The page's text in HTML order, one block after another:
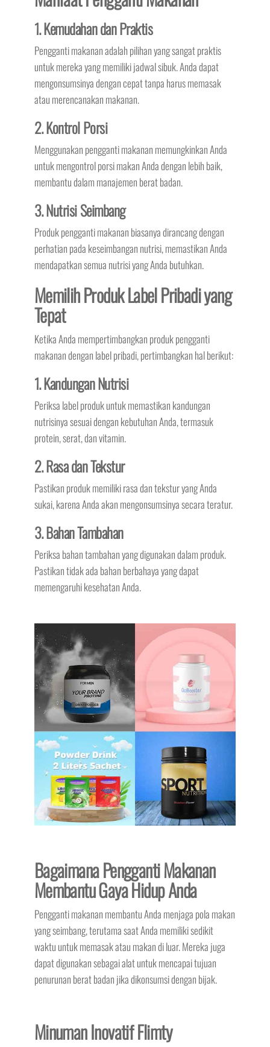
1. Kemudahan dan Praktis
Pengganti makanan adalah pilihan yang sangat praktis
untuk mereka yang memiliki jadwal sibuk. Anda dapat
mengonsumsinya dengan cepat tanpa harus memasak
atau merencanakan makanan.
2. Kontrol Porsi
Menggunakan pengganti makanan memungkinkan Anda
untuk mengontrol porsi makan Anda dengan lebih baik,
membantu dalam manajemen berat badan.
3. Nutrisi Seimbang
Produk pengganti makanan biasanya dirancang dengan
perhatian pada keseimbangan nutrisi, memastikan Anda
mendapatkan semua nutrisi yang Anda butuhkan.
Memilih Produk Label Pribadi yang
Tepat
Ketika Anda mempertimbangkan produk pengganti
makanan dengan label pribadi, pertimbangkan hal berikut:
1. Kandungan Nutrisi
Periksa label produk untuk memastikan kandungan
nutrisinya sesuai dengan kebutuhan Anda, termasuk
protein, serat, dan vitamin.
2. Rasa dan Tekstur
Pastikan produk memiliki rasa dan tekstur yang Anda
sukai, karena Anda akan mengonsumsinya secara teratur.
3. Bahan Tambahan
Periksa bahan tambahan yang digunakan dalam produk.
Pastikan tidak ada bahan berbahaya yang dapat
memengaruhi kesehatan Anda.
Bagaimana Pengganti Makanan
Membantu Gaya Hidup Anda
Pengganti makanan membantu Anda menjaga pola makan
yang seimbang, terutama saat Anda memiliki sedikit
waktu untuk memasak atau makan di luar. Mereka juga
dapat digunakan sebagai alat untuk mencapai tujuan
penurunan berat badan jika dikonsumsi dengan bijak.
Minuman Inovatif Flimty